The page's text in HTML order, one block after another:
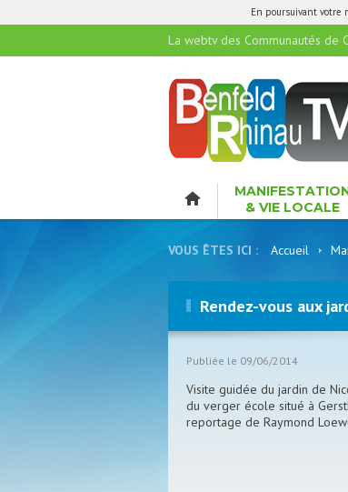
En poursuivant votre
La webtv des Communautés de
& VIE LOCALE
VOUS ÊTES ICI : Accueil
Rendez-vous aux
Publiée le 09/06/2014
Visite guidée du jardin de
du verger école situé à
reportage de Raymond